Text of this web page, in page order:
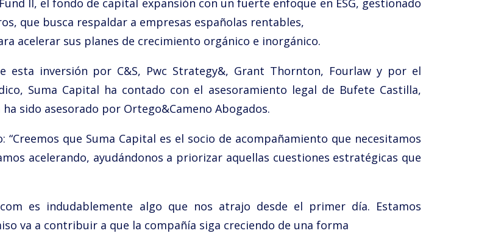
II, el fondo de capital expansión con un fuerte enfoque en ESG, gestionado
que busca respaldar a empresas españolas rentables,
acelerar sus planes de crecimiento orgánico e inorgánico.
esta inversión por C&S, Pwc Strategy&, Grant Thornton, Fourlaw y por el
Suma Capital ha contado con el asesoramiento legal de Bufete Castilla,
sido asesorado por Ortego&Cameno Abogados.
“Creemos que Suma Capital es el socio de acompañamiento que necesitamos
acelerando, ayudándonos a priorizar aquellas cuestiones estratégicas que
es indudablemente algo que nos atrajo desde el primer día. Estamos
va a contribuir a que la compañía siga creciendo de una forma